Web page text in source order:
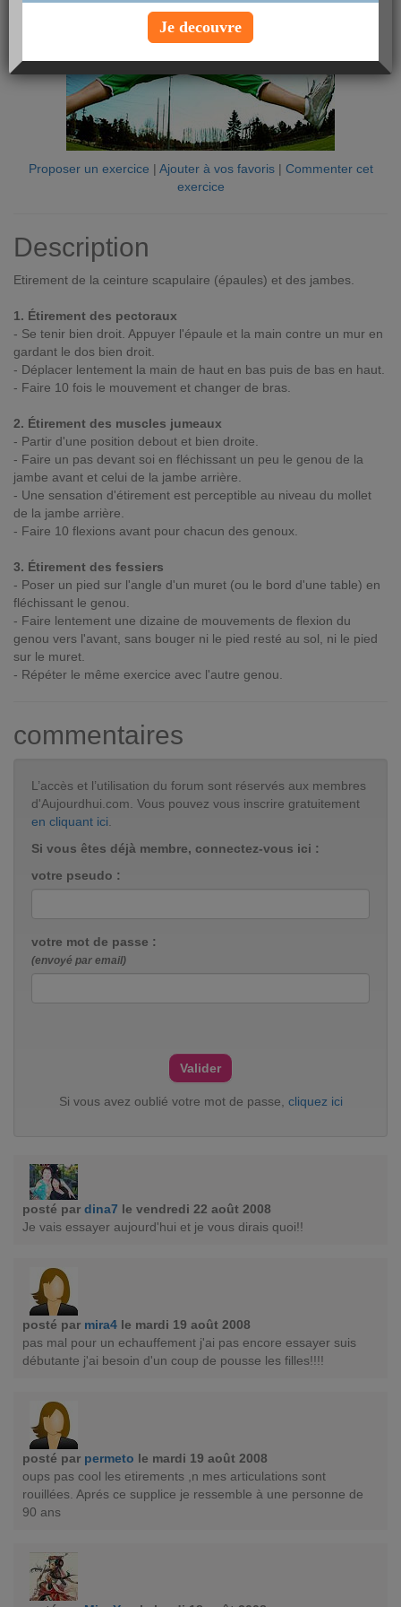
Proposer un exercice | Ajouter à vos favoris| Commenter cet
exercice
Description
Etirement de la ceinture scapulaire (épaules) et des jambes.
1. Étirement des pectoraux
- Se tenir bien droit. Appuyer l'épaule et la main contre un mur en
gardant le dos bien droit.
- Déplacer lentement la main de haut en bas puis de bas en haut.
- Faire 10 fois le mouvement et changer de bras.
2. Étirement des muscles jumeaux
- Partir d'une position debout et bien droite.
- Faire un pas devant soi en fléchissant un peu le genou de la
jambe avant et celui de la jambe arrière.
- Une sensation d'étirement est perceptible au niveau du mollet
de la jambe arrière.
- Faire 10 flexions avant pour chacun des genoux.
3. Étirement des fessiers
- Poser un pied sur l'angle d'un muret (ou le bord d'une table) en
fléchissant le genou.
- Faire lentement une dizaine de mouvements de flexion du
genou vers l'avant, sans bouger ni le pied resté au sol, ni le pied
sur le muret.
- Répéter le même exercice avec l'autre genou.
commentaires
L’accès et l’utilisation du forum sont réservés aux membres
d'Aujourdhui.com. Vous pouvez vous inscrire gratuitement
en cliquant ici
Si vous êtes déjà membre, connectez-vous ici :
votre pseudo :
votre mot de passe :
(envoyé par email)
Si vous avez oublié votre mot de passe, cliquez ici
posté par dina7 le vendredi 22 août 2008
Je vais essayer aujourd'hui et je vous dirais quoi!!
posté par mira4 le mardi 19 août 2008
pas mal pour un echauffement j'ai pas encore essayer suis
débutante j'ai besoin d'un coup de pousse les filles!!!!
posté par permeto le mardi 19 août 2008
oups pas cool les etirements ,n mes articulations sont
rouillées. Aprés ce supplice je ressemble à une personne de
90 ans
Je decouvre